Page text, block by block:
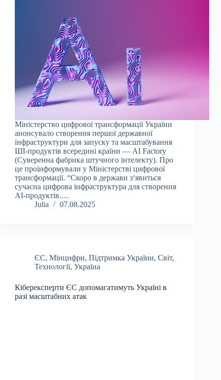
Міністерство цифрової трансформації України
анонсувало створення першої державної
інфраструктури для запуску та масштабування
ШІ-продуктів всередині країни — AI Factory
(Суверенна фабрика штучного інтелекту). Про
це проінформували у Міністерстві цифрової
трансформації. “Скоро в держави з‘явиться
сучасна цифрова інфраструктура для створення
AI-продуктів.…
Julia
07.08.2025
ЄС, Мінцифри, Підтримка України, Світ,
Технології, Україна
Кіберексперти ЄС допомагатимуть Україні в
разі масштабних атак